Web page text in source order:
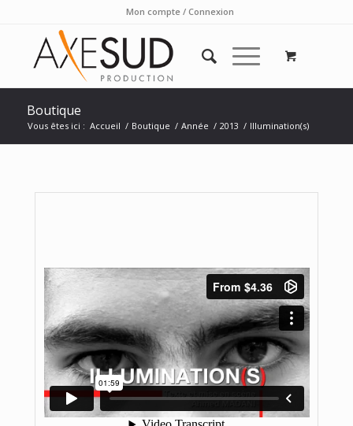
Mon compte / Connexion
Boutique
Vous êtes ici : Accueil / Boutique / Année / 2013 / Illumination(s)